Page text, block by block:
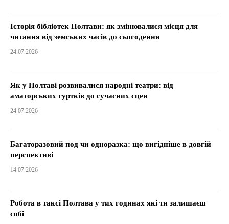
Історія бібліотек Полтави: як змінювалися місця для
читання від земських часів до сьогодення
24.07.2026
Як у Полтаві розвивалися народні театри: від
аматорських гуртків до сучасних сцен
24.07.2026
Багаторазовий под чи одноразка: що вигідніше в довгій
перспективі
14.07.2026
Робота в таксі Полтава у тих годинах які ти залишаєш
собі